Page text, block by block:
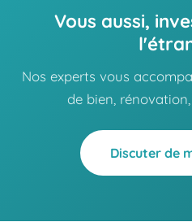
Vous aussi,
Nos experts vous
de bien,
Discuter de